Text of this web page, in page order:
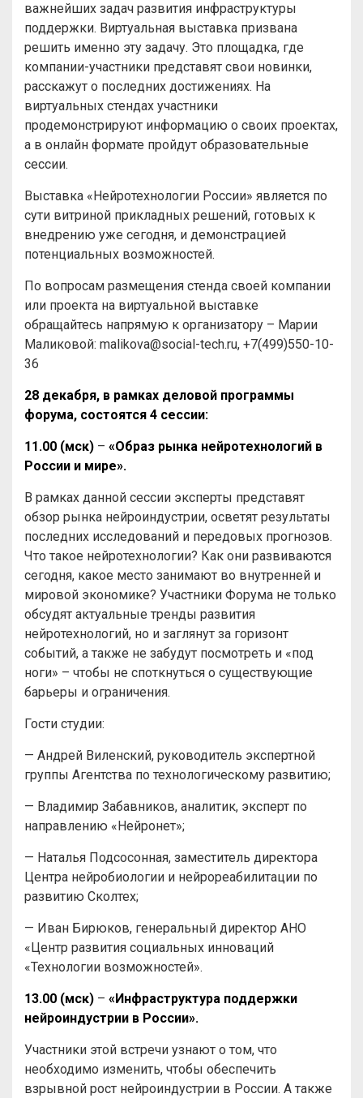
важнейших задач развития инфраструктуры
поддержки. Виртуальная выставка призвана
решить именно эту задачу. Это площадка, где
компании-участники представят свои новинки,
расскажут о последних достижениях. На
виртуальных стендах участники
продемонстрируют информацию о своих проектах,
а в онлайн формате пройдут образовательные
сессии.
Выставка «Нейротехнологии России» является по
сути витриной прикладных решений, готовых к
внедрению уже сегодня, и демонстрацией
потенциальных возможностей.
По вопросам размещения стенда своей компании
или проекта на виртуальной выставке
обращайтесь напрямую к организатору – Марии
Маликовой: malikova@social-tech.ru, +7(499)550-10-
36
28 декабря, в рамках деловой программы
форума, состоятся 4 сессии:
11.00 (мск) – «Образ рынка нейротехнологий в
России и мире».
В рамках данной сессии эксперты представят
обзор рынка нейроиндустрии, осветят результаты
последних исследований и передовых прогнозов.
Что такое нейротехнологии? Как они развиваются
сегодня, какое место занимают во внутренней и
мировой экономике? Участники Форума не только
обсудят актуальные тренды развития
нейротехнологий, но и заглянут за горизонт
событий, а также не забудут посмотреть и «под
ноги» – чтобы не споткнуться о существующие
барьеры и ограничения.
Гости студии:
— Андрей Виленский, руководитель экспертной
группы Агентства по технологическому развитию;
— Владимир Забавников, аналитик, эксперт по
направлению «Нейронет»;
— Наталья Подсосонная, заместитель директора
Центра нейробиологии и нейрореабилитации по
развитию Сколтех;
— Иван Бирюков, генеральный директор АНО
«Центр развития социальных инноваций
«Технологии возможностей».
13.00 (мск) – «Инфраструктура поддержки
нейроиндустрии в России».
Участники этой встречи узнают о том, что
необходимо изменить, чтобы обеспечить
взрывной рост нейроиндустрии в России. А также